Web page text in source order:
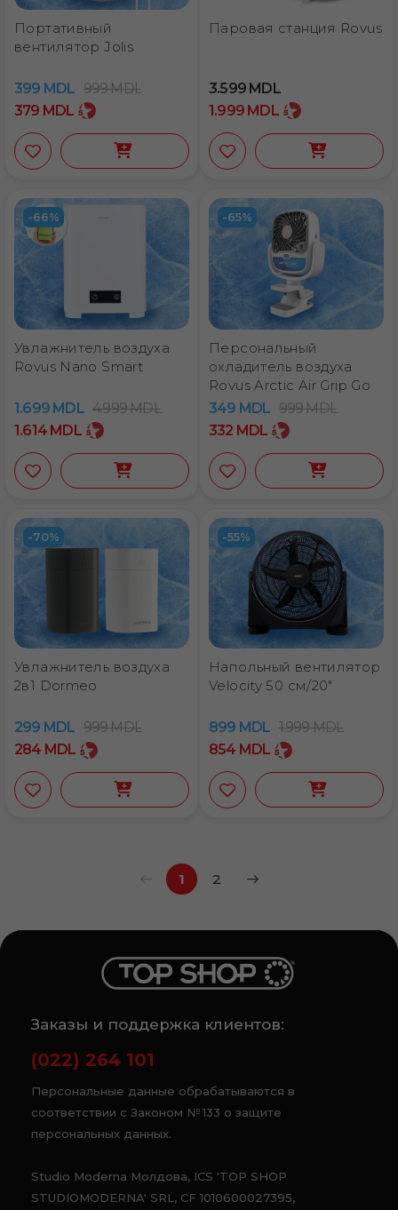
Портативный
вентилятор Jolis
399 MDL 999MDL
379 MDL
Паровая станция Rovus
3.599 MDL
1.999 MDL
-66%
Увлажнитель воздуха
Rovus Nano Smart
1.699 MDL 4.999MDL
1.614 MDL
-65%
Персональный
охладитель воздуха
Rovus Arctic Air Grip Go
349 MDL 999MDL
332 MDL
-70%
Увлажнитель воздуха
2в1 Dormeo
299 MDL 999MDL
284 MDL
-55%
Напольный вентилятор
Velocity 50 см/20″
899 MDL 1.999MDL
854 MDL
1 2
Заказы и поддержка клиентов:
(022) 264 101
Персональные данные обрабатываются в
соответствии с Законом № 133 о защите
персональных данных.
Studio Moderna Молдова, ICS 'TOP SHOP
STUDIOMODERNA' SRL, CF 1010600027395,